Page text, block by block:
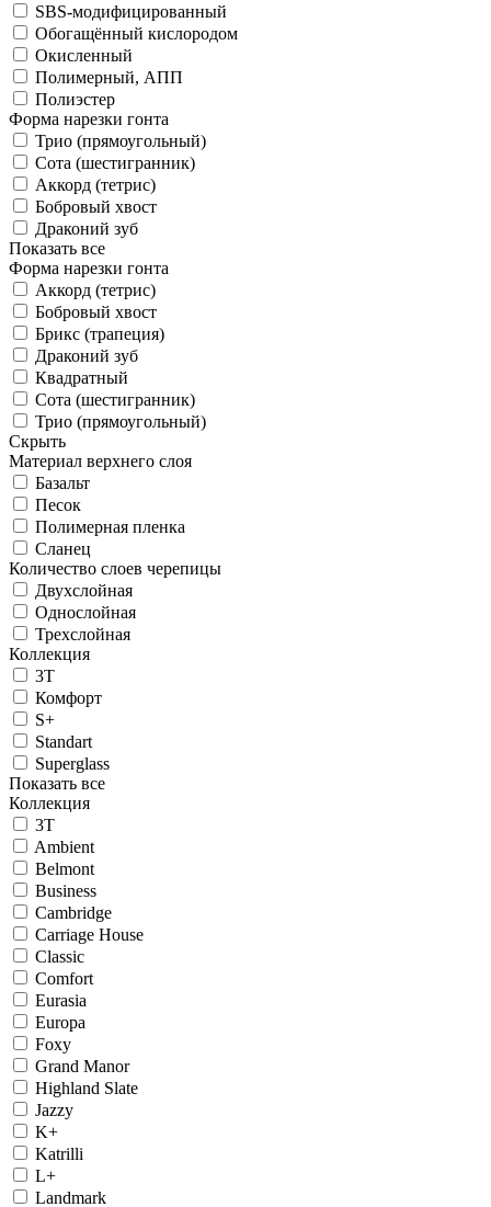
SBS-модифицированный
Обогащённый кислородом
Окисленный
Полимерный, АПП
Полиэстер
Форма нарезки гонта
Трио (прямоугольный)
Сота (шестигранник)
Аккорд (тетрис)
Бобровый хвост
Драконий зуб
Показать все
Форма нарезки гонта
Аккорд (тетрис)
Бобровый хвост
Брикс (трапеция)
Драконий зуб
Квадратный
Сота (шестигранник)
Трио (прямоугольный)
Скрыть
Материал верхнего слоя
Базальт
Песок
Полимерная пленка
Сланец
Количество слоев черепицы
Двухслойная
Однослойная
Трехслойная
Коллекция
3T
Комфорт
S+
Standart
Superglass
Показать все
Коллекция
3T
Ambient
Belmont
Business
Cambridge
Carriage House
Classic
Comfort
Eurasia
Europa
Foxy
Grand Manor
Highland Slate
Jazzy
K+
Katrilli
L+
Landmark